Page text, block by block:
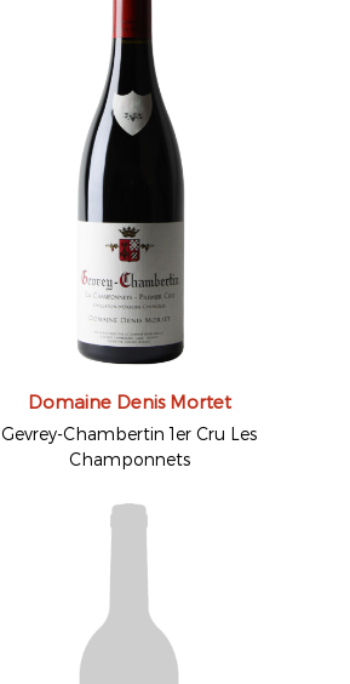
Domaine Denis Mortet
Gevrey-Chambertin 1er Cru Les
Champonnets